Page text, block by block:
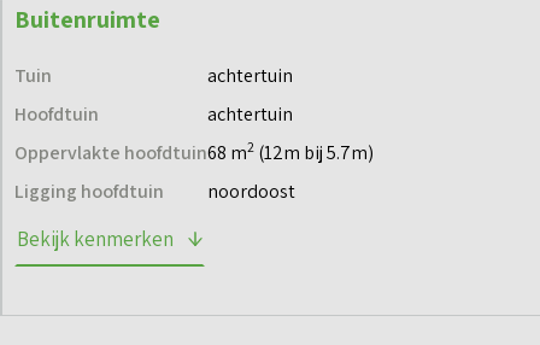
Buitenruimte
Tuin
achtertuin
Hoofdtuin
achtertuin
Oppervlakte hoofdtuin68 m2 (12m bij 5.7m)
Ligging hoofdtuin
noordoost
Bekijk kenmerken